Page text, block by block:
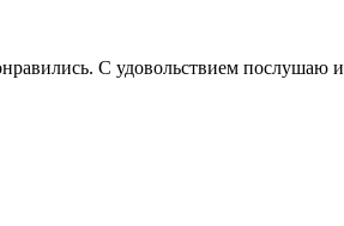
С удовольствием послушаю и